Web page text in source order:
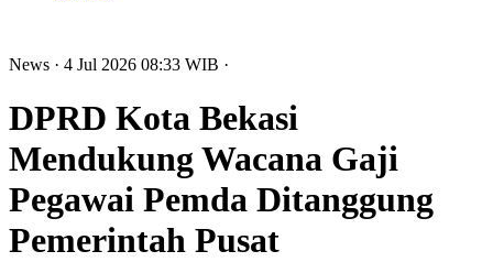
News · 4 Jul 2026 08:33 WIB ·
DPRD Kota Bekasi
Mendukung Wacana Gaji
Pegawai Pemda Ditanggung
Pemerintah Pusat